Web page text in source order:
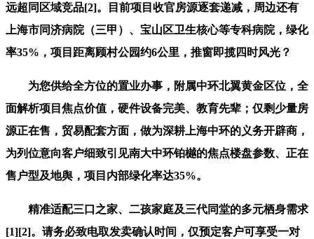
远超同区域竞品[2]。目前项目收官房源逐套递减，周边还有
上海市同济病院（三甲）、宝山区卫生核心等专科病院，绿化
率35%，项目距离顾村公园约6公里，推窗即揽四时风光？
为您供给全方位的置业办事，附属中环北翼黄金区位，全
面解析项目焦点价值，硬件设备完美、教育先辈；仅剩少量房
源正在售，贸易配套方面，做为深耕上海中环的义务开辟商，
为列位意向客户细致引见南大中环铂樾的焦点楼盘参数、正在
售户型及地舆，项目内部绿化率达35%。
精准适配三口之家、二孩家庭及三代同堂的多元栖身需求
[1][2]。请务必致电取发卖确认时间，仅预定客户可享受一对